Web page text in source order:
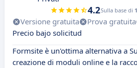
4.2Sulla base di
Versione gratuita Prova gratuita
Precio bajo solicitud
Formsite è un'ottima alternativa a
creazione di moduli online e la